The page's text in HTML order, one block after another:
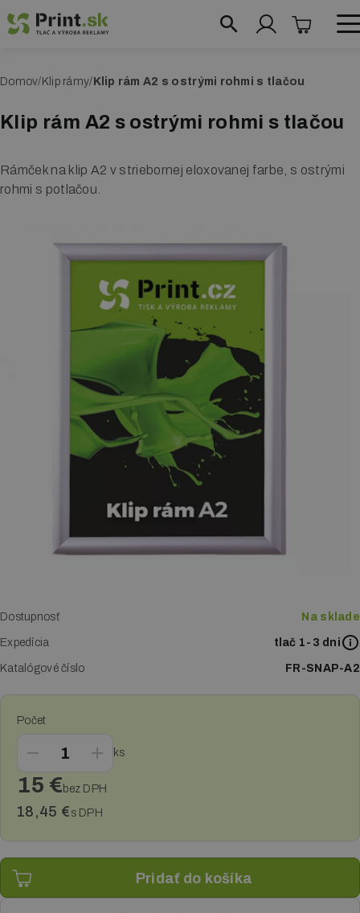
Skočiť
na
obsahReklamné systémy
Roll up bannery
Prezentačné steny
Fotosteny
Prezentačné stolíky
Reklamné áčka
Vymedzovače priestoru
Letákové systémy
Klip rámy
LED boxy
Digitálna tlač
Tlač katalógov a kalendárov
Tlač letákov
Veľkoplošná tlač
Tlač plagátov
O
r
Domov Klip rámy Klip rám A2 s ostrými rohmi s tlačou
Klip rám A2 s ostrými rohmi s tlačou
Rámček na klip A2 v striebornej eloxovanej farbe, s ostrými
rohmi s potlačou.
Dostupnosť Na sklade
Expedícia tlač 1-3 dni
Katalógové číslo FR-SNAP-A2
Počet
ks
15 € bez DPH
18,45 € s DPH